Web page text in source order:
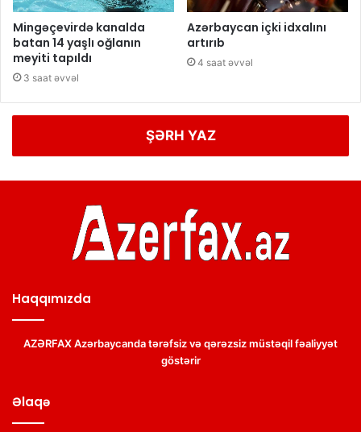
Mingəçevirdə kanalda
batan 14 yaşlı oğlanın
meyiti tapıldı
3 saat əvvəl
Azərbaycan içki idxalını
artırıb
4 saat əvvəl
ŞƏRH YAZ
Haqqımızda
AZƏRFAX Azərbaycanda tərəfsiz və qərəzsiz müstəqil fəaliyyət
göstərir
Əlaqə